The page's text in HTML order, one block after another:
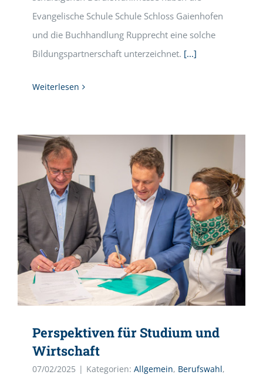
Evangelische Schule Schule Schloss Gaienhofen
und die Buchhandlung Rupprecht eine solche
Bildungspartnerschaft unterzeichnet. [...]
Weiterlesen
Perspektiven für Studium und
Wirtschaft
07/02/2025 | Kategorien: Allgemein, Berufswahl,